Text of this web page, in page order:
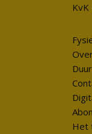
KvK
Het